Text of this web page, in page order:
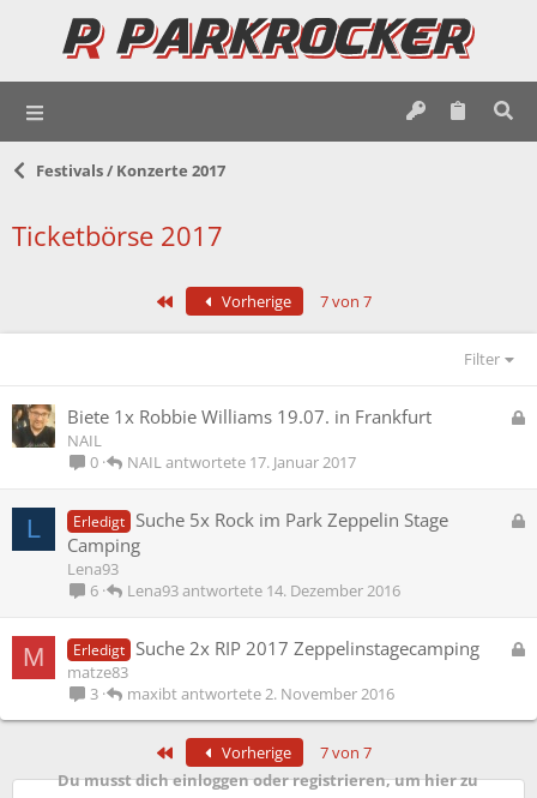
Festivals / Konzerte 2017
Ticketbörse 2017
Erste Vorherige 7 von 7
Filter
G
r
Biete 1x Robbie Williams 19.07. in Frankfurt
NAIL
0
17. Januar 2017
NAIL
L
G
r
Erledigt Suche 5x Rock im Park Zeppelin Stage
Camping
Lena93
6
14. Dezember 2016
Lena93
M
G
p
Erledigt Suche 2x RIP 2017 Zeppelinstagecamping
matze83
3
2. November 2016
maxibt
Erste Vorherige
7 von 7
Du musst dich einloggen oder registrieren, um hier zu